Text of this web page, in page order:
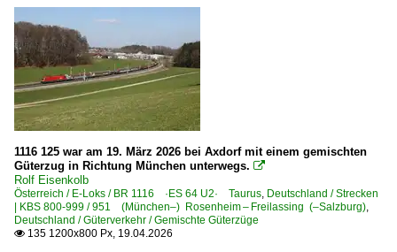
1116 125 war am 19. März 2026 bei Axdorf mit einem gemischten
Güterzug in Richtung München unterwegs. 
Rolf Eisenkolb
Österreich / E-Loks / BR 1116 ·ES 64 U2· Taurus, Deutschland / Strecken
| KBS 800-999 / 951 (München–) Rosenheim – Freilassing (–Salzburg),
Deutschland / Güterverkehr / Gemischte Güterzüge
 135 1200x800 Px, 19.04.2026